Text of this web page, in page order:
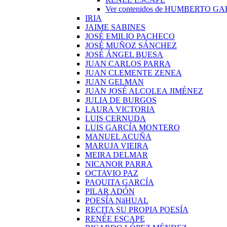
Ver contenidos de HUMBERTO
IRIA
JAIME SABINES
JOSÉ EMILIO PACHECO
JOSÉ MUÑOZ SÁNCHEZ
JOSÉ ÁNGEL BUESA
JUAN CARLOS PARRA
JUAN CLEMENTE ZENEA
JUAN GELMAN
JUAN JOSÉ ALCOLEA JIMÉNEZ
JULIA DE BURGOS
LAURA VICTORIA
LUIS CERNUDA
LUIS GARCÍA MONTERO
MANUEL ACUÑA
MARUJA VIEIRA
MEIRA DELMAR
NICANOR PARRA
OCTAVIO PAZ
PAQUITA GARCÍA
PILAR ADÓN
POESÍA NäHUAL
RECITA SU PROPIA POESÍA
RENÉE ESCAPE